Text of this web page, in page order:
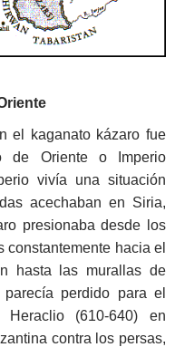
el kaganato kázaro fue
de Oriente o Imperio
vivía una situación
acechaban en Siria,
presionaba desde los
hacia el
hasta las murallas de
perdido para el
(610-640) en
contra los persas,